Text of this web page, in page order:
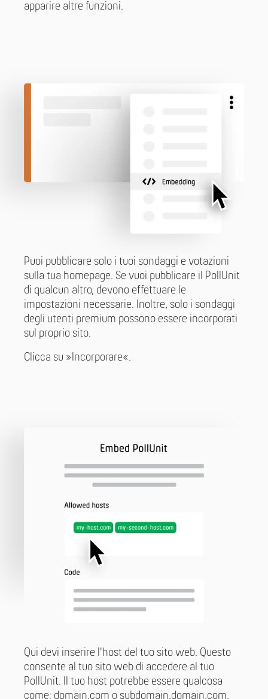
apparire altre funzioni.
Puoi pubblicare solo i tuoi sondaggi e votazioni
sulla tua homepage. Se vuoi pubblicare il PollUnit
di qualcun altro, devono effettuare le
impostazioni necessarie. Inoltre, solo i sondaggi
degli utenti premium possono essere incorporati
sul proprio sito.
Clicca su »Incorporare«.
Qui devi inserire l'host del tuo sito web. Questo
consente al tuo sito web di accedere al tuo
PollUnit. Il tuo host potrebbe essere qualcosa
come: domain.com o subdomain.domain.com.